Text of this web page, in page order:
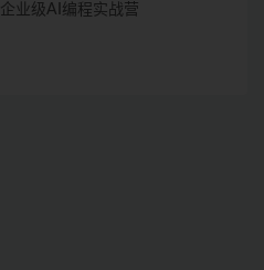
企业级AI编程实战营